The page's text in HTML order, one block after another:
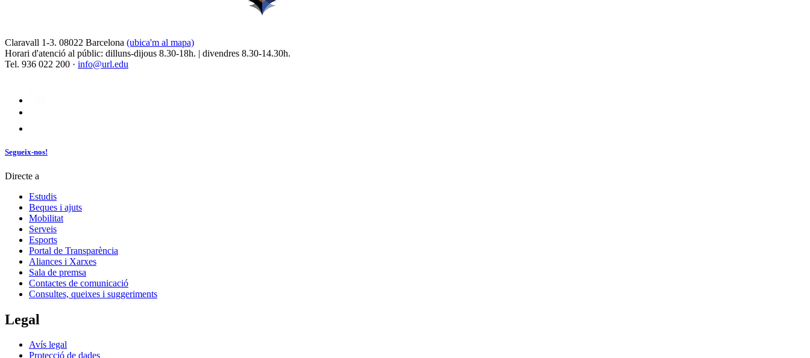
Claravall 1-3. 08022 Barcelona (ubica'm al mapa)
Horari d'atenció al públic: dilluns-dijous 8.30-18h. | divendres 8.30-14.30h.
Tel. 936 022 200 · info@url.edu
Segueix-nos!
Directe a
Estudis
Beques i ajuts
Mobilitat
Serveis
Esports
Portal de Transparència
Aliances i Xarxes
Sala de premsa
Contactes de comunicació
Consultes, queixes i suggeriments
Legal
Avís legal
Protecció de dades